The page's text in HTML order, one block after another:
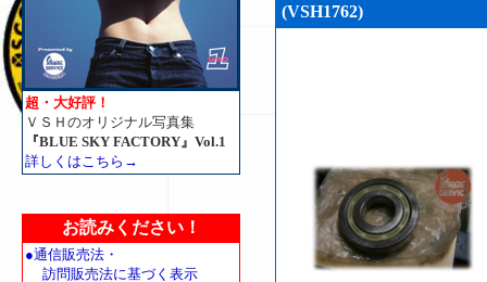
超・大好評！
ＶＳＨのオリジナル写真集
『BLUE SKY FACTORY』Vol.1
詳しくはこちら→
お読みください！
●通信販売法・
訪問販売法に基づく表示
(VSH1762)